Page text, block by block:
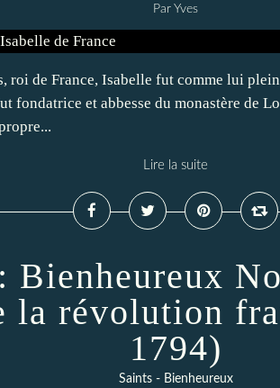
Par Yves
roi de France, Isabelle fut comme lui
fondatrice et abbesse du monastère de
Lire la suite
Bienheureux
la révolution
1794)
Saints - Bienheureux